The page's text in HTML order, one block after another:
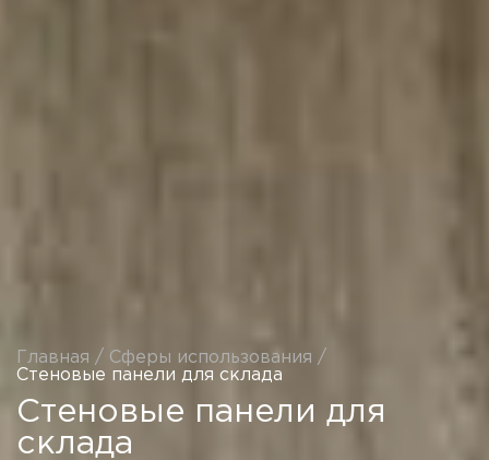
Главная / Сферы использования /
Стеновые панели для склада
Стеновые панели для
склада